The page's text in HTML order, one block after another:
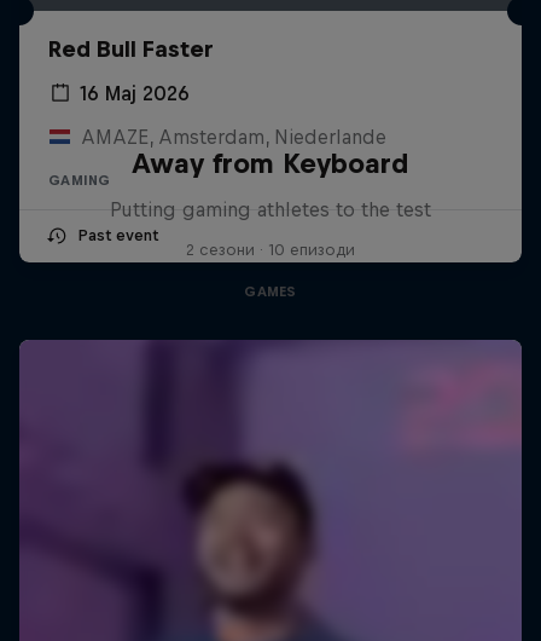
Red Bull Faster
16 Мај 2026
AMAZE, Amsterdam, Niederlande
GAMING
Past event
Away from Keyboard
Putting gaming athletes to the test
2 сезони · 10 епизоди
GAMES